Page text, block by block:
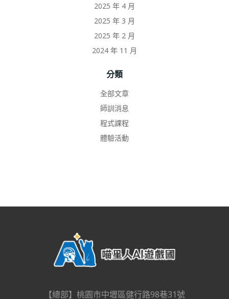
2025 年 4 月
2025 年 3 月
2025 年 2 月
2024 年 11 月
分類
全部文章
師訓消息
程式課程
體驗活動
【總部】桃園市中壢區健行路98巷31號